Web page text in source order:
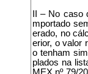
II – No
mportado
erado, no
erior, o valor
o tenham
plados na